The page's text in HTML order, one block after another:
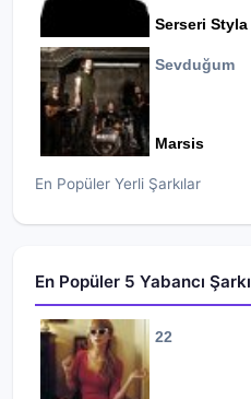
Serseri Styla
Sevduğum
Marsis
En Popüler Yerli Şarkılar
En Popüler 5 Yabancı Şarkı
22